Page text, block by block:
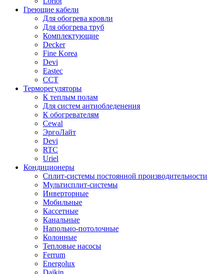
Греющие кабели
Для обогрева кровли
Для обогрева труб
Комплектующие
Decker
Fine Korea
Devi
Eastec
ССТ
Терморегуляторы
К теплым полам
Для систем антиобледенения
К обогревателям
Cewal
ЭргоЛайт
Devi
RTC
Uriel
Кондиционеры
Сплит-системы постоянной производительности
Мультисплит-системы
Инверторные
Мобильные
Кассетные
Канальные
Напольно-потолочные
Колонные
Тепловые насосы
Ferrum
Energolux
Daikin